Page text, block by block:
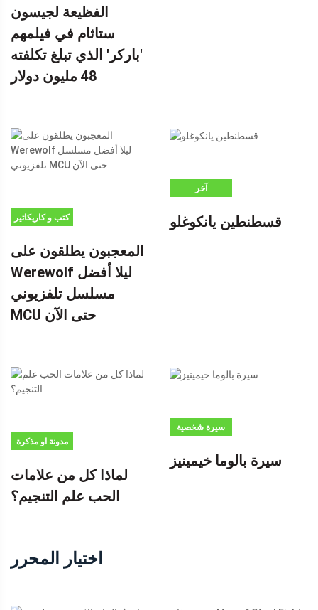
الفظيعة لجيسون
ستاثام في فيلمهم
'باركر' الذي تبلغ تكلفته
48 مليون دولار
كتب و كاريكاتير
المعجبون يطلقون على
Werewolf ليلا أفضل
مسلسل تلفزيوني
MCU حتى الآن
آخر
قسطنطين يانكوغلو
مدونة او مذكرة
لماذا كل من علامات
الحب علم التنجيم؟
سيرة شخصية
سيرة بالوما خيمينيز
اختيار المحرر